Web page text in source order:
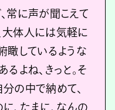
常に声が聞こえて
大体人には気軽に
瞰しているような
るよね、きっと。そ
の中で納めて、
、たまに、なんの